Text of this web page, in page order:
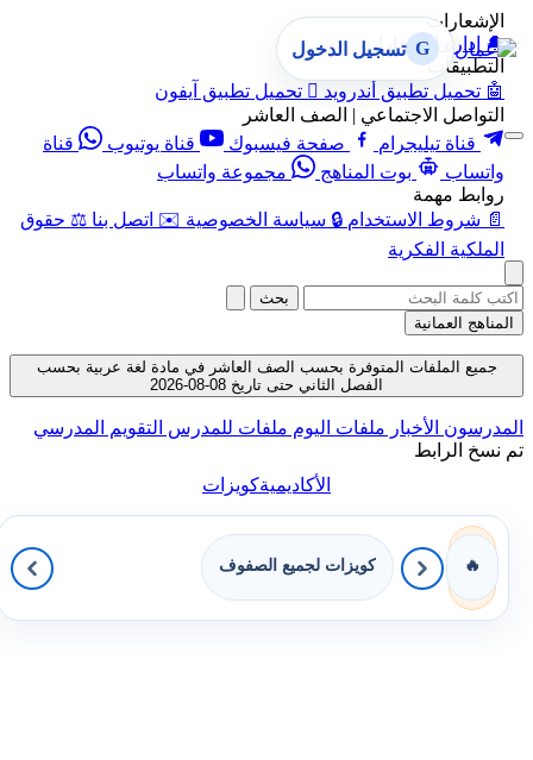
الإشعارات
🔔 إدارة الإشعارات
التطبيقات
🤖 تحميل تطبيق أندرويد  تحميل تطبيق آيفون
التواصل الاجتماعي | الصف العاشر
قناة تيليجرام
صفحة فيسبوك قناة يوتيوب
قناة
واتساب
بوت المناهج
مجموعة واتساب
روابط مهمة
📄 شروط الاستخدام 🔒 سياسة الخصوصية ✉️ اتصل بنا ⚖️ حقوق
الملكية الفكرية
G تسجيل الدخول
بحث
المناهج العمانية
جميع الملفات المتوفرة بحسب الصف العاشر في مادة لغة عربية بحسب
الفصل الثاني حتى تاريخ 08-08-2026
المدرسون الأخبار ملفات اليوم ملفات للمدرس التقويم المدرسي
تم نسخ الرابط
الأكاديميةكويزات
🔥 كويزات لجميع الصفوف